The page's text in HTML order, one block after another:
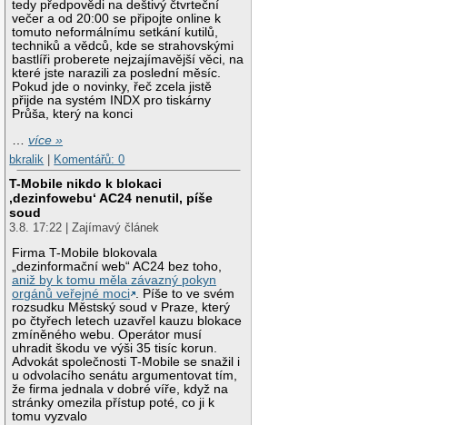
tedy předpovědi na deštivý čtvrteční
večer a od 20:00 se připojte online k
tomuto neformálnímu setkání kutilů,
techniků a vědců, kde se strahovskými
bastlíři proberete nejzajímavější věci, na
které jste narazili za poslední měsíc.
Pokud jde o novinky, řeč zcela jistě
přijde na systém INDX pro tiskárny
Průša, který na konci
…více »
bkralik
Komentářů: 0
T-Mobile nikdo k blokaci
‚dezinfowebu‘ AC24 nenutil, píše
soud
3.8. 17:22 | Zajímavý článek
Firma T-Mobile blokovala
„dezinformační web“ AC24 bez toho,
aniž by k tomu měla závazný pokyn
orgánů veřejné moci . Píše to ve svém
rozsudku Městský soud v Praze, který
po čtyřech letech uzavřel kauzu blokace
zmíněného webu. Operátor musí
uhradit škodu ve výši 35 tisíc korun.
Advokát společnosti T-Mobile se snažil i
u odvolacího senátu argumentovat tím,
že firma jednala v dobré víře, když na
stránky omezila přístup poté, co ji k
tomu vyzvalo